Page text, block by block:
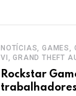
NOTÍCIAS, GAMES,
VI, GRAND THEFT
Rockstar